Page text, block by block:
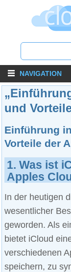
NAVIGATION
und
Einführung
Vorteile der
1. Was ist
Apples
In der heutigen
wesentlicher
geworden. Als
bietet iCloud
verschiedenen
speichern, zu